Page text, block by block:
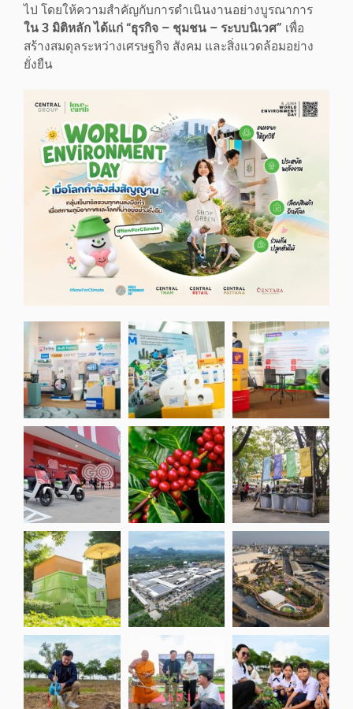
ไป โดยให้ความสำคัญกับการดำเนินงานอย่างบูรณาการ
ใน 3 มิติหลัก ได้แก่ “ธุรกิจ – ชุมชน – ระบบนิเวศ” เพื่อ
สร้างสมดุลระหว่างเศรษฐกิจ สังคม และสิ่งแวดล้อมอย่าง
ยั่งยืน